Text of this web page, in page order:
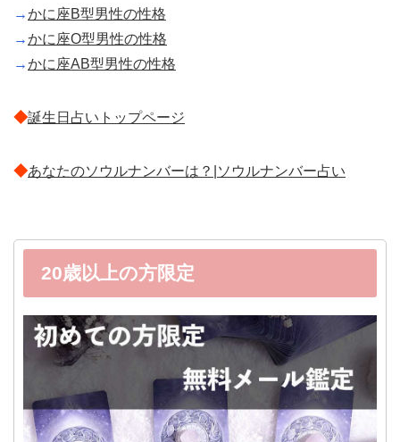
→かに座B型男性の性格
→かに座O型男性の性格
→かに座AB型男性の性格
◆誕生日占いトップページ
◆あなたのソウルナンバーは？|ソウルナンバー占い
20歳以上の方限定